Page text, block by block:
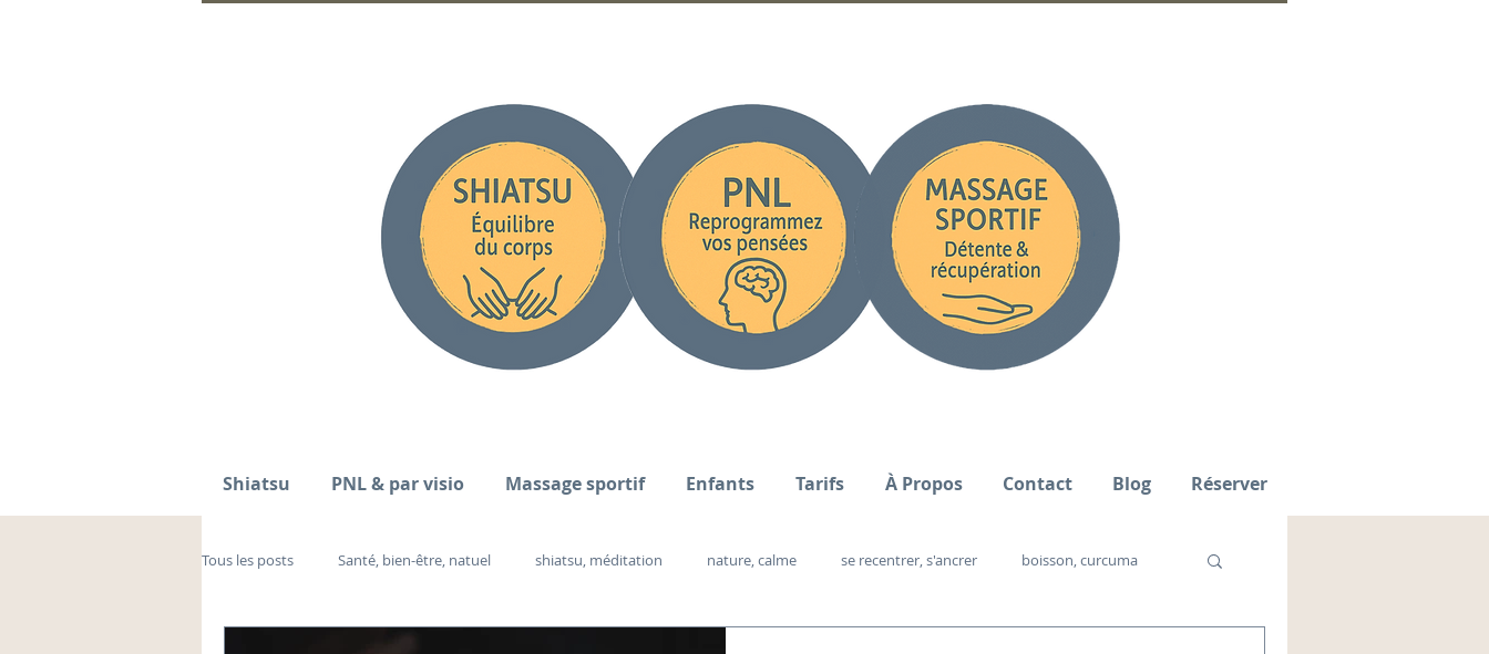
Shiatsu PNL & par visio Massage sportif Enfants Tarifs À Propos Contact Blog Réserver
Tous les posts Santé, bien-être, natuel shiatsu, méditation nature, calme se recentrer, s'ancrer boisson, curcuma